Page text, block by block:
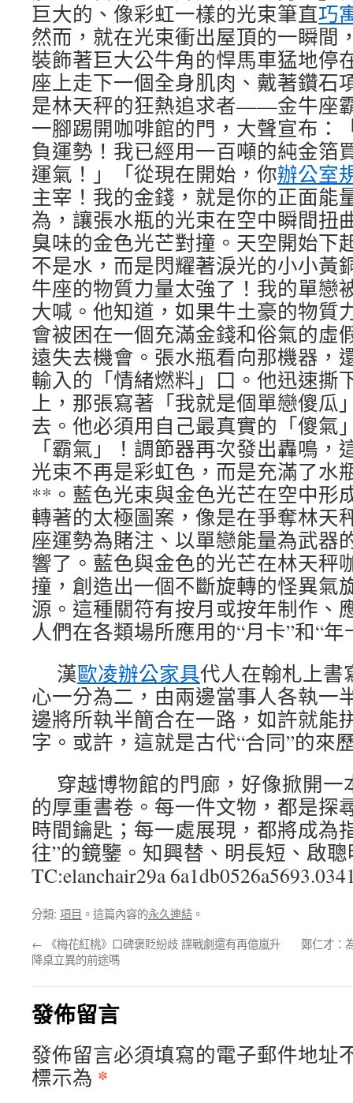
巨大的、像彩虹一樣的光束筆直巧
然而，就在光束衝出屋頂的一瞬間
裝飾著巨大公牛角的悍馬車猛地停
座上走下一個全身肌肉、戴著鑽石
是林天秤的狂熱追求者——金牛座
一腳踢開咖啡館的門，大聲宣布：
負運勢！我已經用一百噸的純金箔
運氣！」「從現在開始，你辦公室
主宰！我的金錢，就是你的正面能
為，讓張水瓶的光束在空中瞬間扭
臭味的金色光芒對撞。天空開始下
不是水，而是閃耀著淚光的小小黃
牛座的物質力量太強了！我的單戀
大喊。他知道，如果牛土豪的物質
會被困在一個充滿金錢和俗氣的虛
遠失去機會。張水瓶看向那機器，
輸入的「情緒燃料」口。他迅速撕
上，那張寫著「我就是個單戀傻瓜
去。他必須用自己最真實的「傻氣
「霸氣」！調節器再次發出轟鳴，
光束不再是彩虹色，而是充滿了水
**。藍色光束與金色光芒在空中形
轉著的太極圖案，像是在爭奪林天
座運勢為賭注、以單戀能量為武器
響了。藍色與金色的光芒在林天秤
撞，創造出一個不斷旋轉的怪異氣
源。這種關符有按月或按年制作、
人們在各類場所應用的“月卡”和“年
漢歐凌辦公家具代人在翰札上書
心一分為二，由兩邊當事人各執一
邊將所執半簡合在一路，如許就能
字。或許，這就是古代“合同”的來
穿越博物館的門廊，好像掀開
的厚重書卷。每一件文物，都是探
時間鑰匙；每一處展現，都將成為
往”的鏡鑒。知興替、明長短、啟
TC:elanchair29a
分類: 項目 。這篇內容的永久連結 。
← 《梅花紅桃》口碑褒貶紛歧 諜戰劇還有再億嵐升
降桌立異的前途嗎
鄭仁才：
發佈留言
發佈留言必須填寫的電子郵件地址
標示為 *